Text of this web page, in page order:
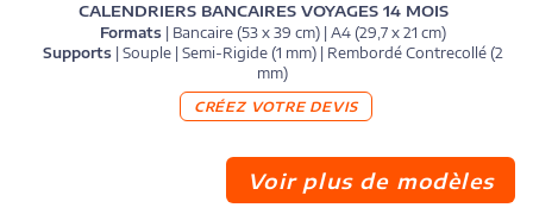
CALENDRIERS BANCAIRES VOYAGES 14 MOIS
Formats| Bancaire (53 x 39 cm) | A4 (29,7 x 21 cm)
Supports| Souple | Semi-Rigide (1 mm) | Rembordé Contrecollé (2
mm)
CRÉEZ VOTRE DEVIS
Voir plus de modèles